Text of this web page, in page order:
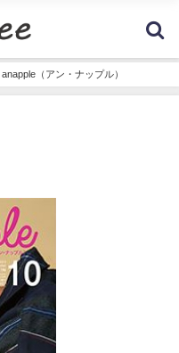
anapple（アン・ナップル）